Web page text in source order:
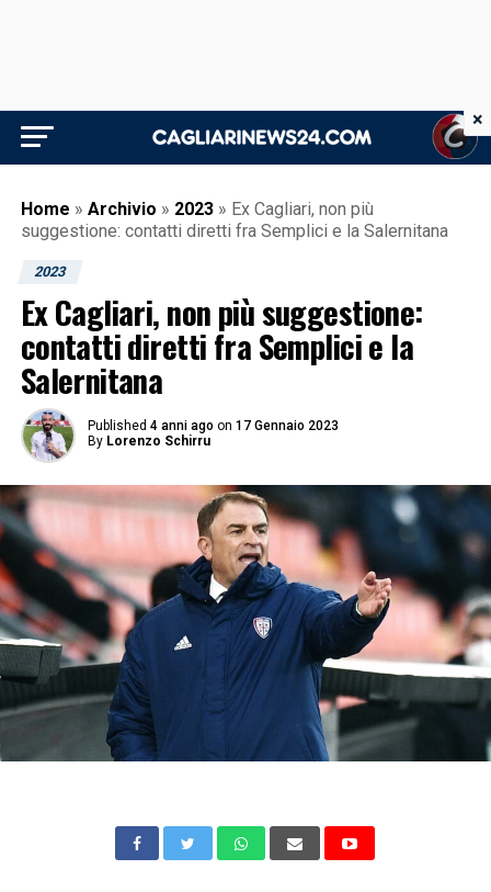
Home » Archivio » 2023 » Ex Cagliari, non più
suggestione: contatti diretti fra Semplici e la Salernitana
2023
Ex Cagliari, non più suggestione:
contatti diretti fra Semplici e la
Salernitana
Published 4 anni ago on 17 Gennaio 2023
By Lorenzo Schirru
×